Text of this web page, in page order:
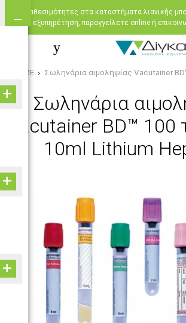
Oι διαθεσιμότητες στα καταστήματα λιανικής
εξυπηρέτηση, παραγγείλετε online ή
HOME Σωληνάρια αιμοληψίας Vacutainer
Σωληνάρια
Vacutainer BD™ 100
10ml Lithium